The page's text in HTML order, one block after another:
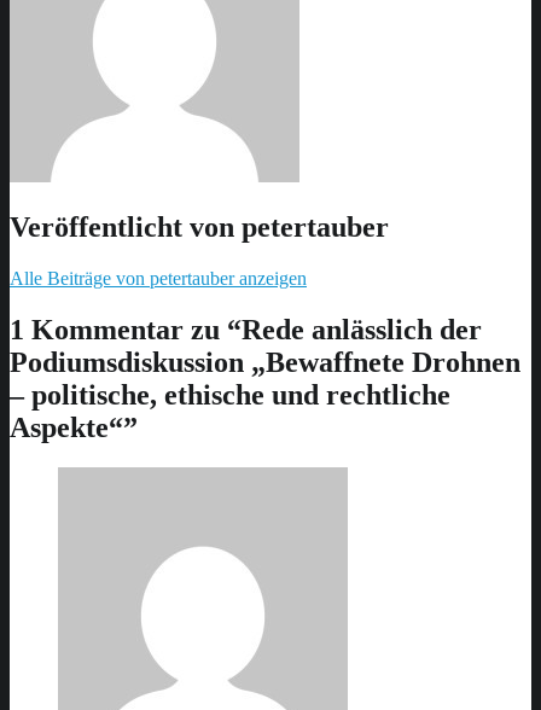
Veröffentlicht von petertauber
Alle Beiträge von petertauber anzeigen
back
to
main
navigation
1 Kommentar zu “Rede anlässlich der
Podiumsdiskussion „Bewaffnete Drohnen
– politische, ethische und rechtliche
Aspekte“”